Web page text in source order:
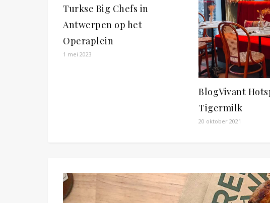
Turkse Big Chefs in
Antwerpen op het
Operaplein
1 mei 2023
BlogVivant
Tigermilk
20 oktober 2021